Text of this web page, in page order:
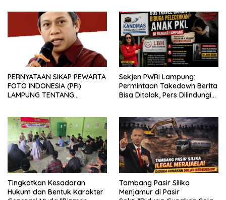
PERNYATAAN SIKAP PEWARTA
FOTO INDONESIA (PFI)
LAMPUNG TENTANG
TERHADAP JURNALIS DI
PENGADILAN NEGERI
TANJUNG KARANG.
Sekjen PWRI Lampung:
Permintaan Takedown Berita
Bisa Ditolak, Pers Dilindungi
Tingkatkan Kesadaran
Hukum dan Bentuk Karakter
Tambang Pasir Silika
Menjamur di Pasir